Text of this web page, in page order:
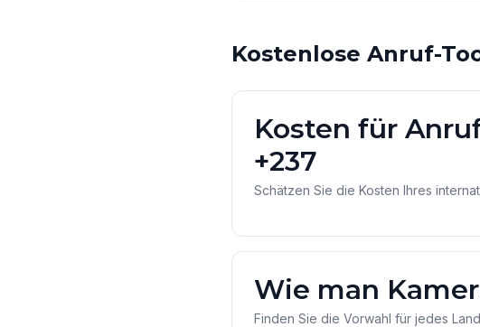
Kostenlose Anruf-
Kosten für
+237
Schätzen Sie die Kosten Ihres
Wie man
Finden Sie die Vorwahl für jedes